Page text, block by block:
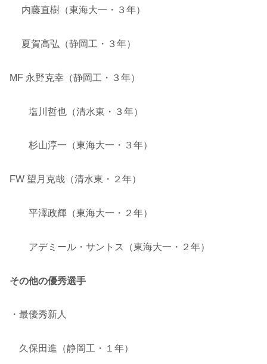
内藤直樹（東海大一・３年）
夏賀高弘（静岡工・３年）
MF 永野克幸（静岡工・３年）
塩川哲也（清水東・３年）
杉山淳一（東海大一・３年）
FW 望月克哉（清水東・２年）
平澤政輝（東海大一・２年）
アデミール・サントス（東海大一・２年）
その他の優秀選手
・最優秀新人
久保田進（静岡工・１年）